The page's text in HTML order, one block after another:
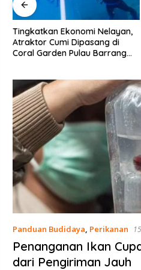
PDKT Danau Tempe :
Pendekatan Kearifan Lokal
untuk Keberlanjutan Sumber
Panduan Budidaya, Perikanan
Penanganan Ikan
dari Pengiriman Jauh